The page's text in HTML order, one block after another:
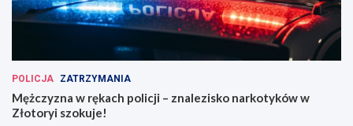
POLICJA ZATRZYMANIA
Mężczyzna w rękach policji – znalezisko narkotyków w
Złotoryi szokuje!